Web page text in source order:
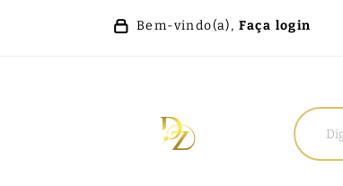
Bem-vindo(a), Faça login